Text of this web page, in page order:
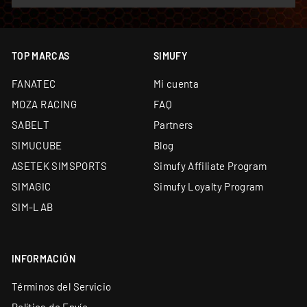
showroom en Barcelona
todos los productos
disponibles
TOP MARCAS
FANATEC
MOZA RACING
SABELT
SIMUCUBE
ASETEK SIMSPORTS
SIMAGIC
SIM-LAB
SIMUFY
Mi cuenta
FAQ
Partners
Blog
Simufy Affiliate Program
Simufy Loyalty Program
INFORMACIÓN
Términos del Servicio